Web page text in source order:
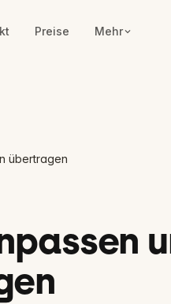
Preise Mehr
übertragen